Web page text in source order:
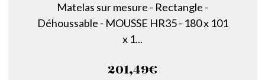
Matelas sur mesure - Rectangle -
Déhoussable - MOUSSE HR35 - 180 x 101
x 1...
201,49€